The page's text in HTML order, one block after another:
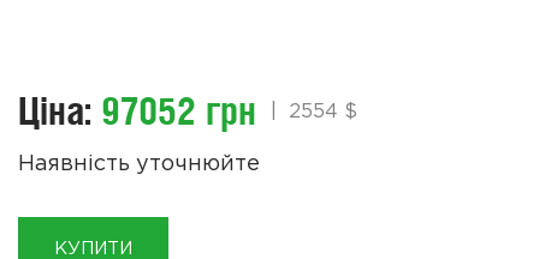
Ціна: 97052 грн 2554 $
Наявність уточнюйте
КУПИТИ